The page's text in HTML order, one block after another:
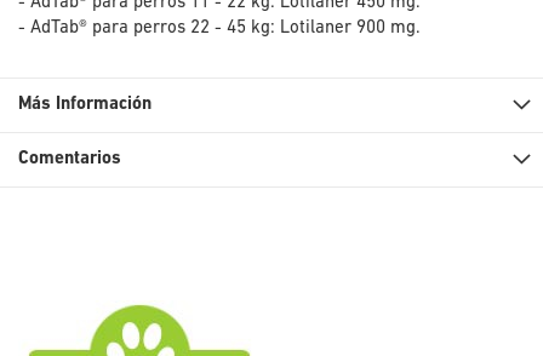
- AdTab® para perros 22 - 45 kg: Lotilaner 900 mg.
Más Información
Comentarios